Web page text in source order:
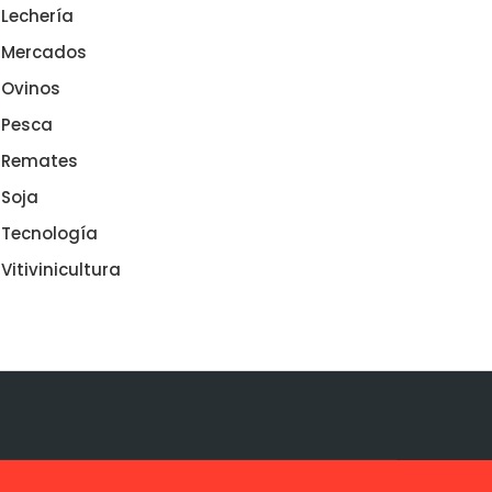
Lechería
Mercados
Ovinos
Pesca
Remates
Soja
Tecnología
Vitivinicultura